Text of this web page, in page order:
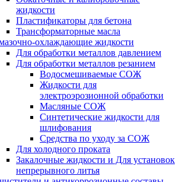
жидкости
Пластификаторы для бетона
Трансформаторные масла
охлаждающие жидкости
Для обработки металлов давлением
Для обработки металлов резанием
Водосмешиваемые СОЖ
Жидкости для
электроэрозионной обработки
Масляные СОЖ
Синтетические жидкости для
шлифования
Средства по уходу за СОЖ
Для холодного проката
Закалочные жидкости и Для установок
непрерывного литья